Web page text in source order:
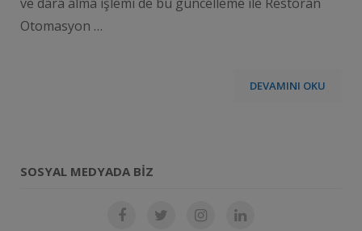
Otomasyon …
DEVAMINI OKU
SOSYAL MEDYADA BIZ